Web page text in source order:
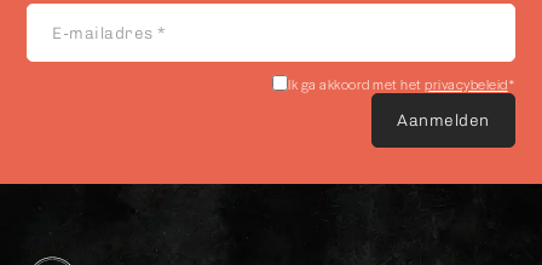
E-
mailadres
*
*
Ik ga akkoord met hetprivacybeleid*